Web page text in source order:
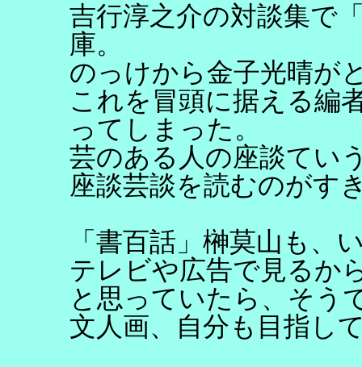
吉行淳之介の対談集で
庫。
のっけから金子光晴が
これを冒頭に据える編
ってしまった。
芸のある人の座談てい
座談芸談を読むのがす
「書百話」榊莫山も、
テレビや広告で見るか
と思っていたら、そう
文人画、自分も目指し